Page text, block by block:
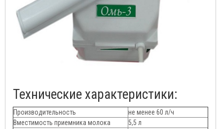
Технические характеристики:
Производительность
не менее 60 л/ч
Вместимость приемника молока
5,5 л